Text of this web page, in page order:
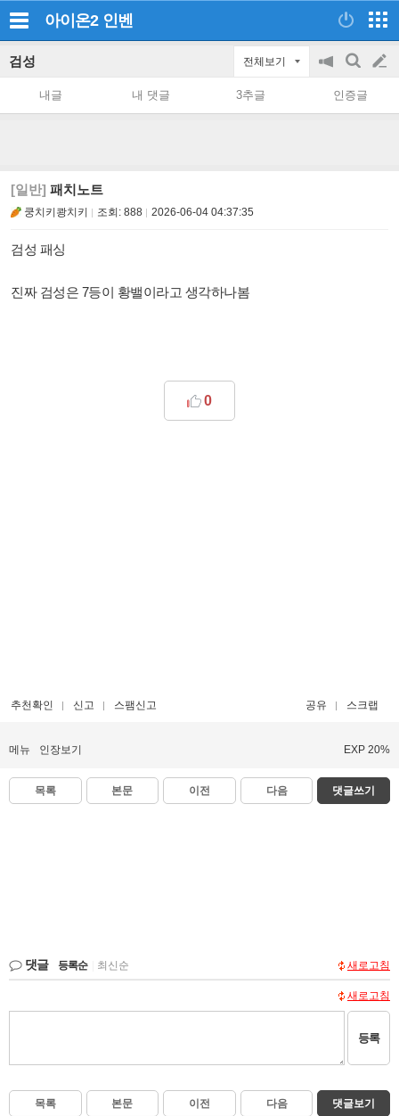
아이온2 인벤
검성 전체보기
공
on/off
검
색
글
쓰
내글 내 댓글 3추글 인증글
[일반] 패치노트
쿵치키쾅치키 조회: 888 2026-06-04 04:37:35
검성 패싱
진짜 검성은 7등이 황밸이라고 생각하나봄
0
추천확인 신고 스팸신고 공유 스크랩
메뉴 인장보기 EXP 20%
목록 본문 이전 다음 댓글쓰기
댓글 등록순 최신순 새로고침
새로고침
등록
목록 본문 이전 다음 댓글보기